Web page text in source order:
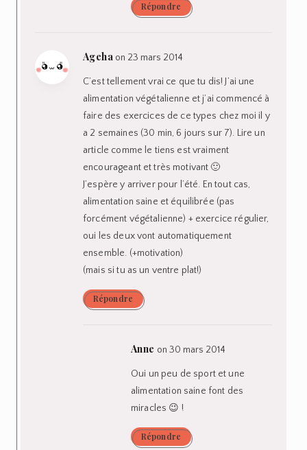
Répondre
Ageha on 23 mars 2014
C’est tellement vrai ce que tu dis! J’ai une
alimentation végétalienne et j’ai commencé à
faire des exercices de ce types chez moi il y
a 2 semaines (30 min, 6 jours sur 7). Lire un
article comme le tiens est vraiment
encourageant et très motivant 🙂
J’espère y arriver pour l’été. En tout cas,
alimentation saine et équilibrée (pas
forcément végétalienne) + exercice régulier,
oui les deux vont automatiquement
ensemble. (+motivation)
(mais si tu as un ventre plat!)
Répondre
Anne on 30 mars 2014
Oui un peu de sport et une
alimentation saine font des
miracles 😉 !
Répondre